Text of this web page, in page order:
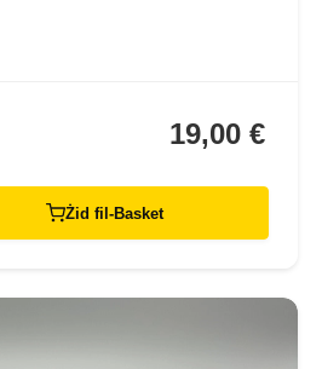
19,00 €
Żid fil-Basket